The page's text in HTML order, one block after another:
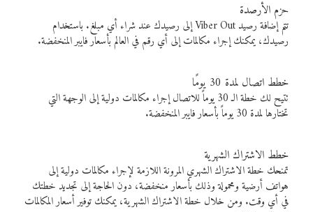
حزم الأرصدة
تتم إضافة رصيد Viber Out إلى رصيدك عند شراء أي مبلغ. باستخدام
رصيدك، يمكنك إجراء مكالمات إلى أي رقم في العالم بأسعار فايبر المنخفضة.
خطط اتصال لمدة 30 يومًا
تتيح لك خطة الـ 30 يوماً للاتصال إجراء مكالمات دولية إلى الوجهة التي
تختارها لمدة 30 يوماً بأسعار فايبر المنخفضة.
خطط الاشتراك الشهرية
تمنحك خطة الاشتراك الشهري المرونة اللازمة لإجراء مكالمات دولية إلى
هواتف أرضية ومحمولة وذلك بأسعار منخفضة، دون الحاجة إلى تجديد خطتك
في أي وقت. ومن خلال خطة الاشتراك الشهرية، يمكنك توفير أسعار المكالمات